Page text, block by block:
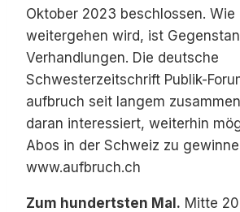
Oktober 2023 beschlossen. Wie
weitergehen wird, ist
Verhandlungen. Die deutsche
Schwesterzeitschrift Publik-
aufbruch seit langem
daran interessiert, weiterhin
Abos in der Schweiz zu
www.aufbruch.ch
Zum hundertsten Mal. Mitte